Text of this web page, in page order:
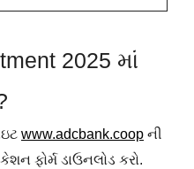
2025 માં
www.adcbank.coop ની
ફોર્મ ડાઉનલોડ કરો.